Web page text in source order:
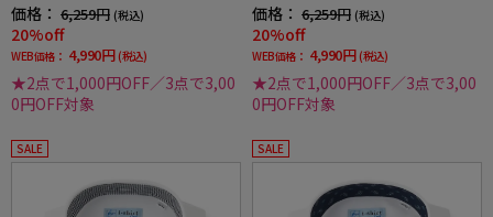
価格： 6,259円 (税込)
20%off
WEB価格： 4,990円 (税込)
★2点で1,000円OFF／3点で3,00
0円OFF対象
価格： 6,259円 (税込)
20%off
WEB価格： 4,990円 (税込)
★2点で1,000円OFF／3点で3,00
0円OFF対象
SALE SALE